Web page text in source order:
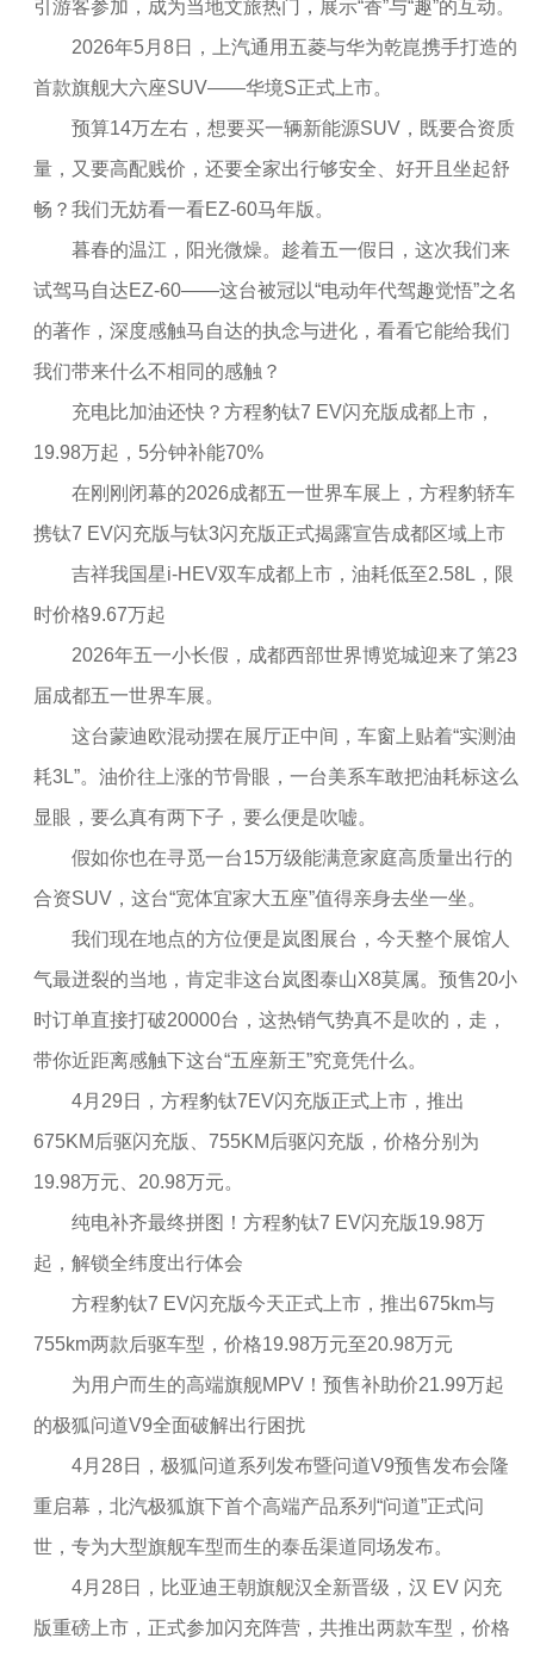
引游客参加，成为当地文旅热门，展示“香”与“趣”的互动。
2026年5月8日，上汽通用五菱与华为乾崑携手打造的
首款旗舰大六座SUV——华境S正式上市。
预算14万左右，想要买一辆新能源SUV，既要合资质
量，又要高配贱价，还要全家出行够安全、好开且坐起舒
畅？我们无妨看一看EZ-60马年版。
暮春的温江，阳光微燥。趁着五一假日，这次我们来
试驾马自达EZ-60——这台被冠以“电动年代驾趣觉悟”之名
的著作，深度感触马自达的执念与进化，看看它能给我们
我们带来什么不相同的感触？
充电比加油还快？方程豹钛7 EV闪充版成都上市，
19.98万起，5分钟补能70%
在刚刚闭幕的2026成都五一世界车展上，方程豹轿车
携钛7 EV闪充版与钛3闪充版正式揭露宣告成都区域上市
吉祥我国星i-HEV双车成都上市，油耗低至2.58L，限
时价格9.67万起
2026年五一小长假，成都西部世界博览城迎来了第23
届成都五一世界车展。
这台蒙迪欧混动摆在展厅正中间，车窗上贴着“实测油
耗3L”。油价往上涨的节骨眼，一台美系车敢把油耗标这么
显眼，要么真有两下子，要么便是吹嘘。
假如你也在寻觅一台15万级能满意家庭高质量出行的
合资SUV，这台“宽体宜家大五座”值得亲身去坐一坐。
我们现在地点的方位便是岚图展台，今天整个展馆人
气最迸裂的当地，肯定非这台岚图泰山X8莫属。预售20小
时订单直接打破20000台，这热销气势真不是吹的，走，
带你近距离感触下这台“五座新王”究竟凭什么。
4月29日，方程豹钛7EV闪充版正式上市，推出
675KM后驱闪充版、755KM后驱闪充版，价格分别为
19.98万元、20.98万元。
纯电补齐最终拼图！方程豹钛7 EV闪充版19.98万
起，解锁全纬度出行体会
方程豹钛7 EV闪充版今天正式上市，推出675km与
755km两款后驱车型，价格19.98万元至20.98万元
为用户而生的高端旗舰MPV！预售补助价21.99万起
的极狐问道V9全面破解出行困扰
4月28日，极狐问道系列发布暨问道V9预售发布会隆
重启幕，北汽极狐旗下首个高端产品系列“问道”正式问
世，专为大型旗舰车型而生的泰岳渠道同场发布。
4月28日，比亚迪王朝旗舰汉全新晋级，汉 EV 闪充
版重磅上市，正式参加闪充阵营，共推出两款车型，价格